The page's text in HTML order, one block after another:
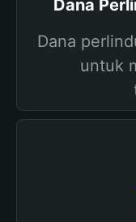
Dana
Dana
untuk